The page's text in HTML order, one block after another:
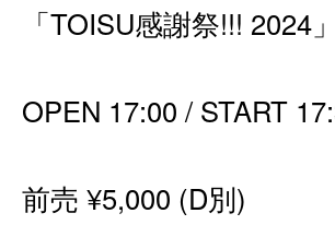
「TOISU感謝祭!!! 2024」
OPEN 17:00 / START
前売 ¥5,000 (D別)